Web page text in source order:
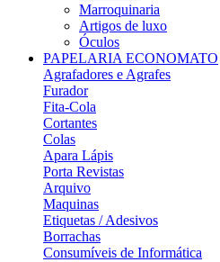
Marroquinaria
Artigos de luxo
Óculos
PAPELARIA ECONOMATO
Agrafadores e Agrafes
Furador
Fita-Cola
Cortantes
Colas
Apara Lápis
Porta Revistas
Arquivo
Maquinas
Etiquetas / Adesivos
Borrachas
Consumíveis de Informática